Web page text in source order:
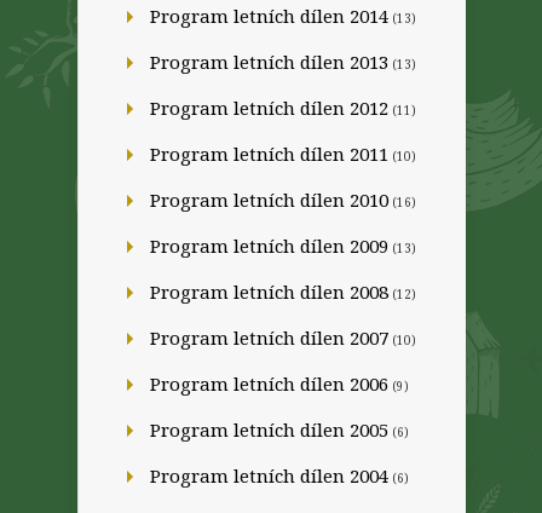
Program letních dílen 2014 (13)
Program letních dílen 2013 (13)
Program letních dílen 2012 (11)
Program letních dílen 2011 (10)
Program letních dílen 2010 (16)
Program letních dílen 2009 (13)
Program letních dílen 2008 (12)
Program letních dílen 2007 (10)
Program letních dílen 2006 (9)
Program letních dílen 2005 (6)
Program letních dílen 2004 (6)